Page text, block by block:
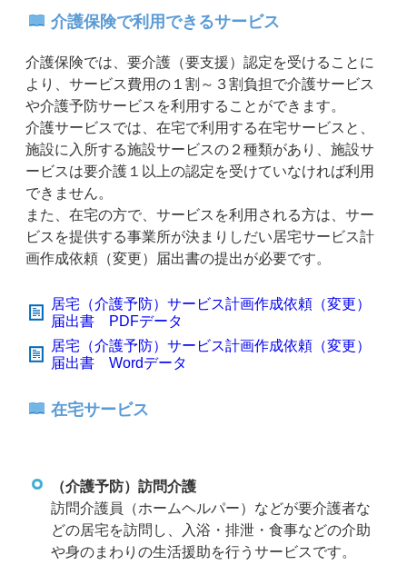
介護保険で利用できるサービス
介護保険では、要介護（要支援）認定を受けることに
より、サービス費用の１割～３割負担で介護サービス
や介護予防サービスを利用することができます。
介護サービスでは、在宅で利用する在宅サービスと、
施設に入所する施設サービスの２種類があり、施設サ
ービスは要介護１以上の認定を受けていなければ利用
できません。
また、在宅の方で、サービスを利用される方は、サー
ビスを提供する事業所が決まりしだい居宅サービス計
画作成依頼（変更）届出書の提出が必要です。
居宅（介護予防）サービス計画作成依頼（変更）
届出書 PDFデータ
居宅（介護予防）サービス計画作成依頼（変更）
届出書 Wordデータ
在宅サービス
（介護予防）訪問介護
訪問介護員（ホームヘルパー）などが要介護者な
どの居宅を訪問し、入浴・排泄・食事などの介助
や身のまわりの生活援助を行うサービスです。